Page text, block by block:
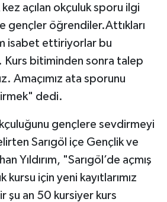
açılan okçuluk sporu ilgi
gençler öğrendiler.Attıkları
isabet ettiriyorlar bu
Kurs bitiminden sonra talep
Amaçımız ata sporunu
dedi.
gençlere sevdirmeyi
Sarıgöl içe Gençlik ve
Yıldırım, "Sarıgöl’de açmış
için yeni kayıtlarımız
şu an 50 kursiyer kurs